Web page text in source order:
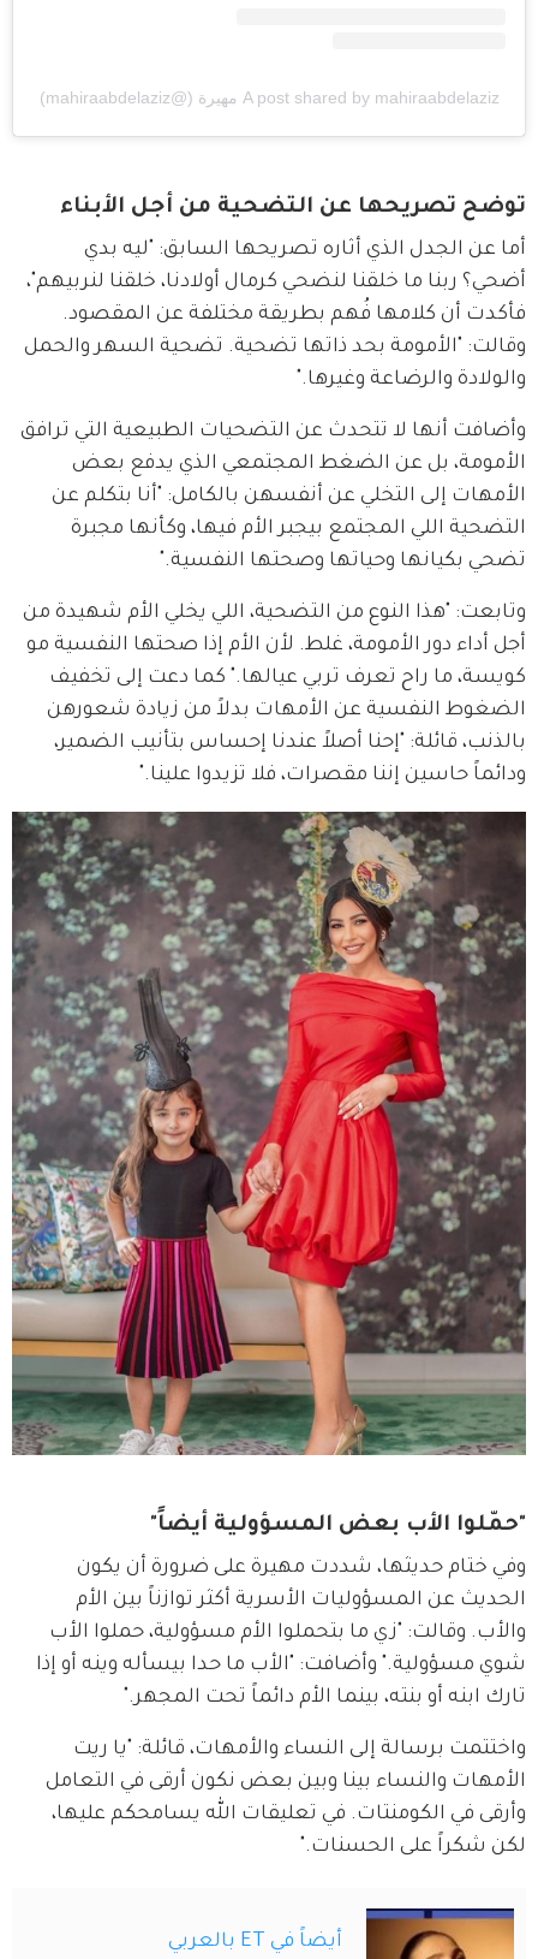
A post shared by mahiraabdelaziz مهيرة (@mahiraabdelaziz)
توضح تصريحها عن التضحية من أجل الأبناء
أما عن الجدل الذي أثاره تصريحها السابق: "ليه بدي
أضحي؟ ربنا ما خلقنا لنضحي كرمال أولادنا، خلقنا لنربيهم"،
فأكدت أن كلامها فُهم بطريقة مختلفة عن المقصود.
وقالت: "الأمومة بحد ذاتها تضحية. تضحية السهر والحمل
والولادة والرضاعة وغيرها."
وأضافت أنها لا تتحدث عن التضحيات الطبيعية التي ترافق
الأمومة، بل عن الضغط المجتمعي الذي يدفع بعض
الأمهات إلى التخلي عن أنفسهن بالكامل: "أنا بتكلم عن
التضحية اللي المجتمع بيجبر الأم فيها، وكأنها مجبرة
تضحي بكيانها وحياتها وصحتها النفسية."
وتابعت: "هذا النوع من التضحية، اللي يخلي الأم شهيدة من
أجل أداء دور الأمومة، غلط. لأن الأم إذا صحتها النفسية مو
كويسة، ما راح تعرف تربي عيالها." كما دعت إلى تخفيف
الضغوط النفسية عن الأمهات بدلاً من زيادة شعورهن
بالذنب، قائلة: "إحنا أصلاً عندنا إحساس بتأنيب الضمير،
ودائماً حاسين إننا مقصرات، فلا تزيدوا علينا."
"حمّلوا الأب بعض المسؤولية أيضاً"
وفي ختام حديثها، شددت مهيرة على ضرورة أن يكون
الحديث عن المسؤوليات الأسرية أكثر توازناً بين الأم
والأب. وقالت: "زي ما بتحملوا الأم مسؤولية، حملوا الأب
شوي مسؤولية." وأضافت: "الأب ما حدا بيسأله وينه أو إذا
تارك ابنه أو بنته، بينما الأم دائماً تحت المجهر."
واختتمت برسالة إلى النساء والأمهات، قائلة: "يا ريت
الأمهات والنساء بينا وبين بعض نكون أرقى في التعامل
وأرقى في الكومنتات. في تعليقات الله يسامحكم عليها،
لكن شكراً على الحسنات."
أيضاً في ET بالعربي